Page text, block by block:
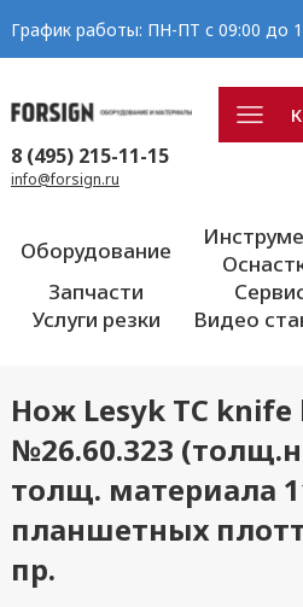
График работы: ПН-ПТ с 09:00 до
8 (495) 215-11-15
info@forsign.ru
Оборудование
Запчасти
Услуги резки
Видео
Нож Lesyk TC knife
№26.60.323
толщ. материала
планшетных
пр.